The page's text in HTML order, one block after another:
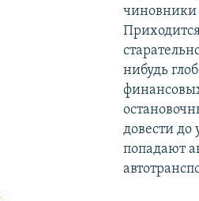
чиновники
нибудь
довести
попадают